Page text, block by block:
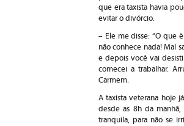
que era taxista havia
evitar o divórcio.
– Ele me disse: “O que
não conhece nada! Mal
e depois você vai
comecei a trabalhar.
Carmem.
A taxista veterana hoje
desde as 8h da
tranquila, para não se